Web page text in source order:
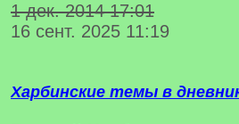
1 дек. 2014 17:01
16 сент. 2025 11:19
Харбинские темы в